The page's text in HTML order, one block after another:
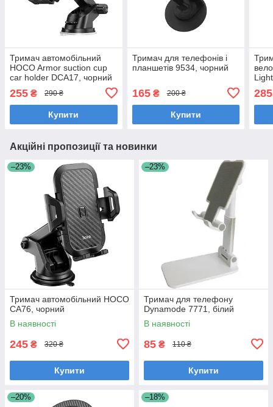
Тримач автомобільний
HOCO Armor suction cup
car holder DCA17, чорний
255 ₴ 290 ₴
Купити
Тримач для телефонів і
планшетів 9534, чорний
165₴ 200 ₴
Купити
285
Акційні пропозиції та новинки
–23%
Тримач автомобільний HOCO
CA76, чорний
В наявності
245 ₴ 320 ₴
Купити
–23%
Тримач для телефону
Dynamode 7771, білий
В наявності
85 ₴ 110 ₴
Купити
–20% –18%